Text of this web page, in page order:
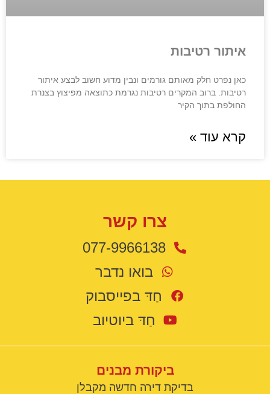
איתור רטיבות
כאן נפרט חלק מאותם גורמים ונבין מדוע חשוב לבצע איתור
רטיבות. ברוב המקרים רטיבות נגרמת כתוצאה מפיצוץ בצנרת
החולפת בתוך הקיר
קרא עוד »
צרו קשר
077-9966138
בואו נדבר
חַדּ בפייסבוק
חַדּ ביוטיוב
ביקורת מבנים
בדיקת דירה חדשה מקבלן